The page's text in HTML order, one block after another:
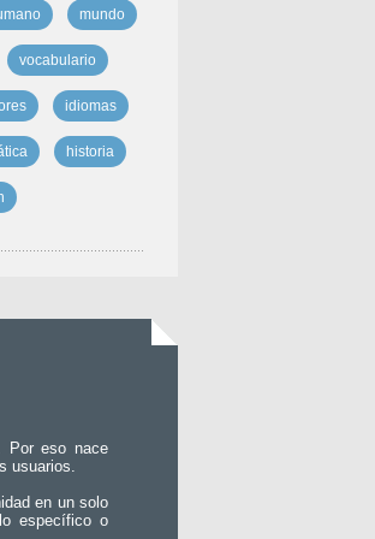
mundo
vocabulario
idiomas
historia
Por eso nace
usuarios.
en un solo
específico o